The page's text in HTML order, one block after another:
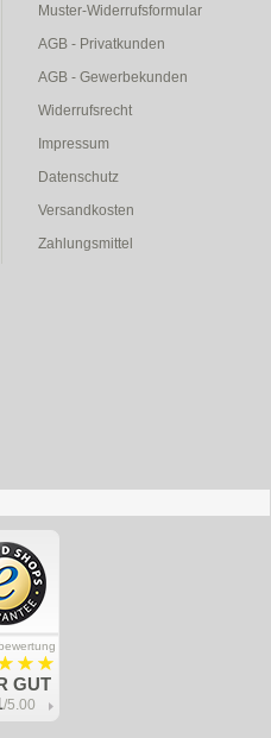
Muster-Widerrufsformular
AGB - Privatkunden
AGB - Gewerbekunden
Widerrufsrecht
Impressum
Datenschutz
Versandkosten
Zahlungsmittel
GUT
/5.00